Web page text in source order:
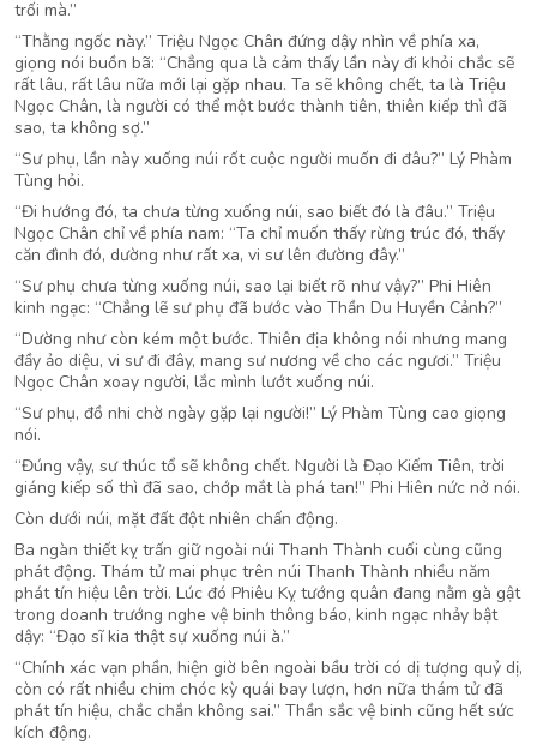
trối mà.”
“Thằng ngốc này.” Triệu Ngọc Chân đứng dậy nhìn về phía xa,
giọng nói buồn bã: “Chẳng qua là cảm thấy lần này đi khỏi chắc sẽ
rất lâu, rất lâu nữa mới lại gặp nhau. Ta sẽ không chết, ta là Triệu
Ngọc Chân, là người có thể một bước thành tiên, thiên kiếp thì đã
sao, ta không sợ.”
“Sư phụ, lần này xuống núi rốt cuộc người muốn đi đâu?” Lý Phàm
Tùng hỏi.
“Đi hướng đó, ta chưa từng xuống núi, sao biết đó là đâu.” Triệu
Ngọc Chân chỉ về phía nam: “Ta chỉ muốn thấy rừng trúc đó, thấy
căn đình đó, dường như rất xa, vi sư lên đường đây.”
“Sư phụ chưa từng xuống núi, sao lại biết rõ như vậy?” Phi Hiên
kinh ngạc: “Chẳng lẽ sư phụ đã bước vào Thần Du Huyền Cảnh?”
“Dường như còn kém một bước. Thiên địa không nói nhưng mang
đầy ảo diệu, vi sư đi đây, mang sư nương về cho các ngươi.” Triệu
Ngọc Chân xoay người, lắc mình lướt xuống núi.
“Sư phụ, đồ nhi chờ ngày gặp lại người!” Lý Phàm Tùng cao giọng
nói.
“Đúng vậy, sư thúc tổ sẽ không chết. Người là Đạo Kiếm Tiên, trời
giáng kiếp số thì đã sao, chớp mắt là phá tan!” Phi Hiên nức nở nói.
Còn dưới núi, mặt đất đột nhiên chấn động.
Ba ngàn thiết kỵ trấn giữ ngoài núi Thanh Thành cuối cùng cũng
phát động. Thám tử mai phục trên núi Thanh Thành nhiều năm
phát tín hiệu lên trời. Lúc đó Phiêu Kỵ tướng quân đang nằm gà gật
trong doanh trướng nghe vệ binh thông báo, kinh ngạc nhảy bật
dậy: “Đạo sĩ kia thật sự xuống núi à.”
“Chính xác vạn phần, hiện giờ bên ngoài bầu trời có dị tượng quỷ dị,
còn có rất nhiều chim chóc kỳ quái bay lượn, hơn nữa thám tử đã
phát tín hiệu, chắc chắn không sai.” Thần sắc vệ binh cũng hết sức
kích động.